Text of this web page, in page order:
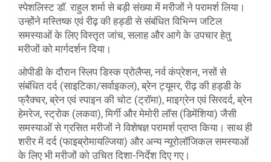
स्पेशलिस्ट डॉ. राहुल शर्मा से बड़ी संख्या में मरीजों ने परामर्श लिया।
उन्होंने मस्तिष्क एवं रीढ़ की हड्डी से संबंधित विभिन्न जटिल
समस्याओं के लिए विस्तृत जांच, सलाह और आगे के उपचार हेतु
मरीजों को मार्गदर्शन दिया।
ओपीडी के दौरान स्लिप डिस्क प्रोलैप्स, नर्व कंप्रेशन, नसों से
संबंधित दर्द (साइटिका/सर्वाइकल), ब्रेन ट्यूमर, रीढ़ की हड्डी के
फ्रैक्चर, ब्रेन एवं स्पाइन की चोट (ट्रॉमा), माइग्रेन एवं सिरदर्द, ब्रेन
हेमरेज, स्ट्रोक (लकवा), मिर्गी और मेमोरी लॉस (डिमेंशिया) जैसी
समस्याओं से ग्रसित मरीजों ने विशेषज्ञ परामर्श प्राप्त किया। साथ ही
शरीर में दर्द (फाइब्रोमायल्जिया) और अन्य न्यूरोलॉजिकल समस्याओं
के लिए भी मरीजों को उचित दिशा-निर्देश दिए गए।